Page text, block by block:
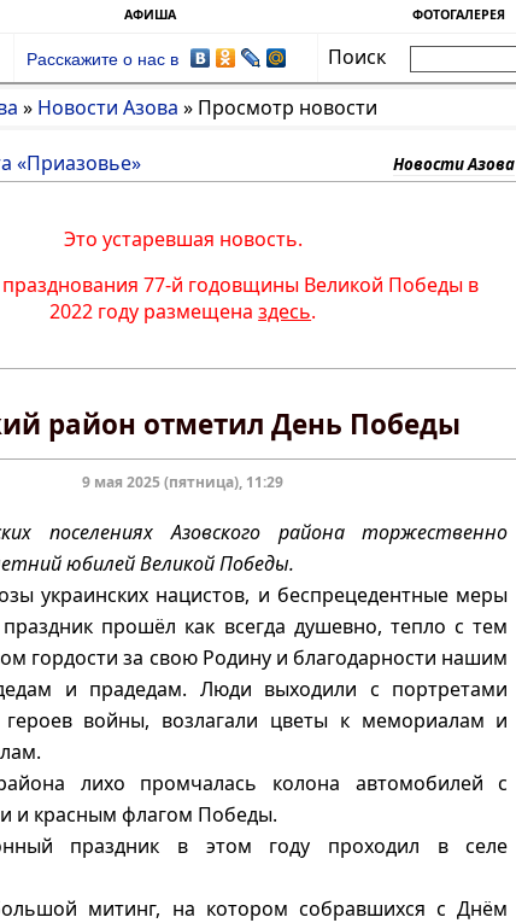
АФИША ФОТОГАЛЕРЕЯ
Расскажите о нас в
Поиск
» Новости Азова » Просмотр новости
«Приазовье» Новости Азова
Это устаревшая новость.
77-й годовщины Великой Победы в
2022 году размещеназдесь.
район отметил День Победы
9 мая 2025 (пятница), 11:29
поселениях Азовского района торжественно
юбилей Великой Победы.
украинских нацистов, и беспрецедентные меры
праздник прошёл как всегда душевно, тепло с тем
гордости за свою Родину и благодарности нашим
и прадедам. Люди выходили с портретами
войны, возлагали цветы к мемориалам и
лихо промчалась колона автомобилей с
и красным флагом Победы.
праздник в этом году проходил в селе
митинг, на котором собравшихся с Днём